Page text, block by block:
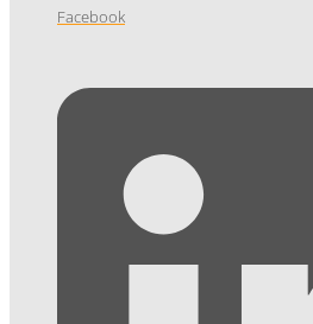
Facebook